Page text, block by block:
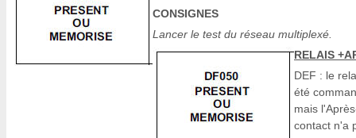
CONSIGNES
Lancer le test du réseau multiplexé.
RELAIS
DEF : le
été
mais
contact n'a